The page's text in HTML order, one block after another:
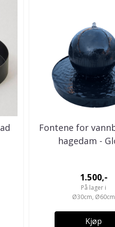
Fontene for
hagedam -
1.500,-
På lager i
Ø30cm, Ø60cm
Kjøp